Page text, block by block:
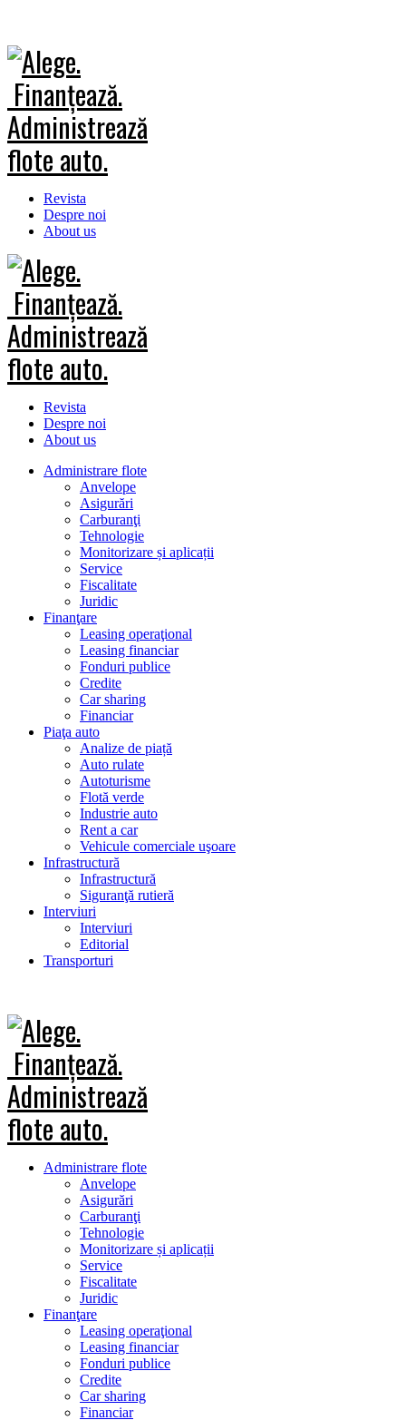
Revista
Despre noi
About us
Revista
Despre noi
About us
Administrare flote
Anvelope
Asigurări
Carburanţi
Tehnologie
Monitorizare și aplicații
Service
Fiscalitate
Juridic
Finanţare
Leasing operaţional
Leasing financiar
Fonduri publice
Credite
Car sharing
Financiar
Piaţa auto
Analize de piață
Auto rulate
Autoturisme
Flotă verde
Industrie auto
Rent a car
Vehicule comerciale uşoare
Infrastructură
Infrastructură
Siguranţă rutieră
Interviuri
Interviuri
Editorial
Transporturi
Administrare flote
Anvelope
Asigurări
Carburanţi
Tehnologie
Monitorizare și aplicații
Service
Fiscalitate
Juridic
Finanţare
Leasing operaţional
Leasing financiar
Fonduri publice
Credite
Car sharing
Financiar